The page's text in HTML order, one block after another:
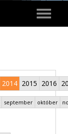
Toggle
2014 2015 2016
september október